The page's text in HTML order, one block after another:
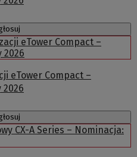
eTower Compact –